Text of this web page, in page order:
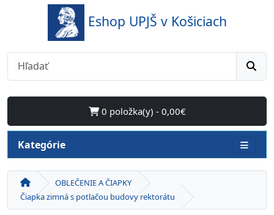
Eshop UPJŠ v Košiciach
0 položka(y) - 0,00€
Kategórie
OBLEČENIE A ČIAPKY
Čiapka zimná s potlačou budovy rektorátu